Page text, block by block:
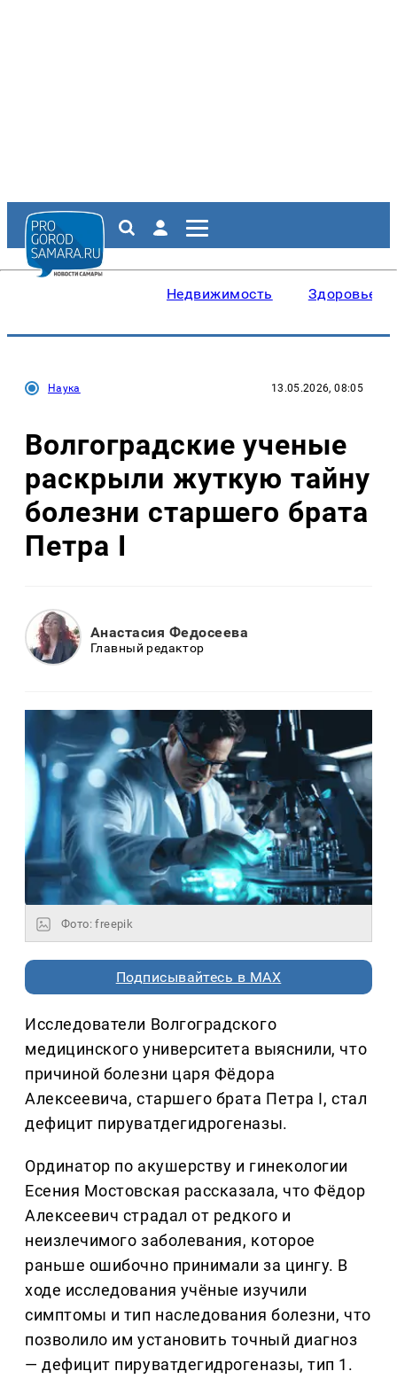
Недвижимость Здоровье
Наука 13.05.2026, 08:05
Волгоградские ученые
раскрыли жуткую тайну
болезни старшего брата
Петра I
Анастасия Федосеева
Главный редактор
Фото: freepik
Подписывайтесь в MAX
Исследователи Волгоградского
медицинского университета выяснили, что
причиной болезни царя Фёдора
Алексеевича, старшего брата Петра I, стал
дефицит пируватдегидрогеназы.
Ординатор по акушерству и гинекологии
Есения Мостовская рассказала, что Фёдор
Алексеевич страдал от редкого и
неизлечимого заболевания, которое
раньше ошибочно принимали за цингу. В
ходе исследования учёные изучили
симптомы и тип наследования болезни, что
позволило им установить точный диагноз
— дефицит пируватдегидрогеназы, тип 1.